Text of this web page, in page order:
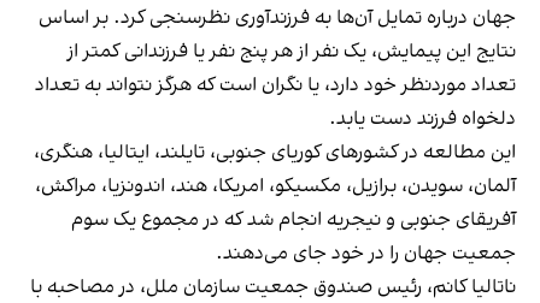
جهان درباره تمایل آن‌ها به فرزندآوری نظرسنجی کرد. بر اساس
نتایج این پیمایش، یک نفر از هر پنج نفر یا فرزندانی کمتر از
تعداد موردنظر خود دارد، یا نگران است که هرگز نتواند به تعداد
دلخواه فرزند دست یابد.
این مطالعه در کشورهای کوریای جنوبی، تایلند، ایتالیا، هنگری،
آلمان، سویدن، برازیل، مکسیکو، امریکا، هند، اندونزیا، مراکش،
آفریقای جنوبی و نیجریه انجام شد که در مجموع یک سوم
جمعیت جهان را در خود جای می‌دهند.
ناتالیا کانم، رئیس صندوق جمعیت سازمان ملل، در مصاحبه با